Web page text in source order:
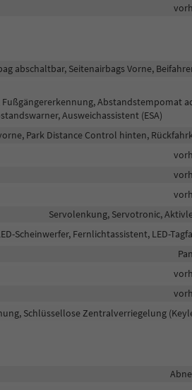
abschaltbar, Seitenairbags Vorne,
Abstandstempomat
Ausweichassistent (ESA)
Park Distance Control hinten,
Servolenkung, Servotronic,
Scheinwerfer, Fernlichtassistent, LED-
Schlüssellose Zentralverriegelung